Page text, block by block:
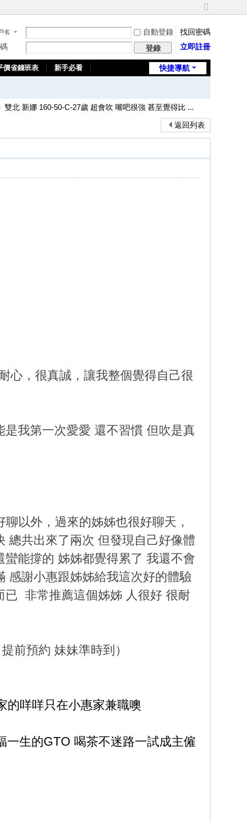
切
到
寬
版
名 自動登錄
找回密碼
登錄 立即註冊
快捷導航
價省錢班表
新手必看
雙北 新娜 160-50-C-27歲 超會吹 嘴吧很強 甚至覺得比 ...
返回列表
心，很真誠，讓我整個覺得自己很
我第一次愛愛 還不習慣 但吹是真
以外，過來的姊姊也很好聊天，
總共出來了兩次 但發現自己好像體
能撐的 姊姊都覺得累了 我還不會
感謝小惠跟姊姊給我這次好的體驗
已 非常推薦這個姊姊 人很好 很耐
前預約 妹妹準時到）
咩咩只在小惠家兼職噢
生的GTO 喝茶不迷路一試成主僱